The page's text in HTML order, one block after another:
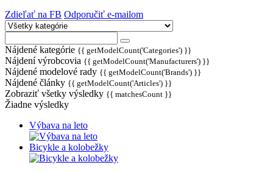
Zdieľať na FB Odporučiť e-mailom
Nájdené kategórie {{ getModelCount('Categories') }}
Nájdení výrobcovia {{ getModelCount('Manufacturers') }}
Nájdené modelové rady {{ getModelCount('Brands') }}
Nájdené články {{ getModelCount('Articles') }}
Zobraziť všetky výsledky {{ matchesCount }}
Žiadne výsledky
Výbava na leto
Bicykle a kolobežky